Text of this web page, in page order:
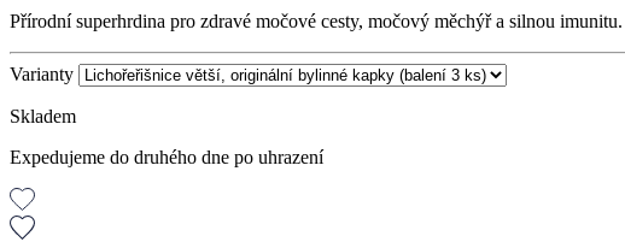
Přírodní superhrdina pro zdravé močové cesty, močový měchýř a silnou
Varianty
Skladem
Expedujeme do druhého dne po uhrazení